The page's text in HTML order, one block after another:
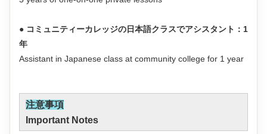
● コミュニティーカレッジの日本語クラスでアシスタント：1
年
Assistant in Japanese class at community college for 1 year
注意事項
Important Notes